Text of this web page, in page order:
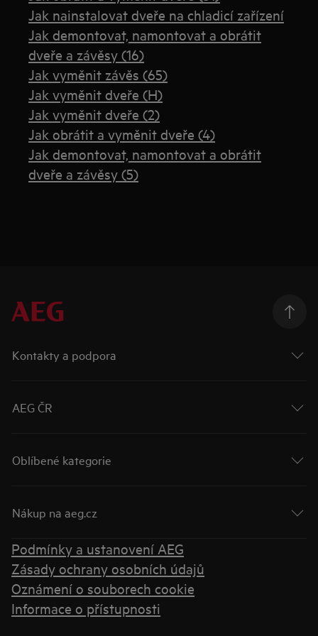
Jak nainstalovat dveře na chladicí zařízení
Jak demontovat, namontovat a obrátit
dveře a závěsy (16)
Jak vyměnit závěs (65)
Jak vyměnit dveře (H)
Jak vyměnit dveře (2)
Jak obrátit a vyměnit dveře (4)
Jak demontovat, namontovat a obrátit
dveře a závěsy (5)
Kontakty a podpora
AEG ČR
Oblíbené kategorie
Nákup na aeg.cz
Podmínky a ustanovení AEG
Zásady ochrany osobních údajů
Oznámení o souborech cookie
Informace o přístupnosti